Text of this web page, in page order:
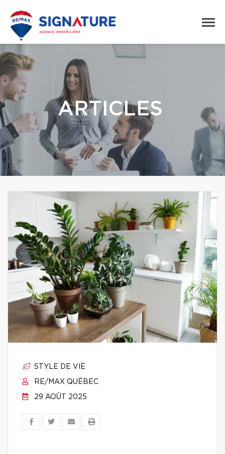
ARTICLES
STYLE DE VIE
RE/MAX QUÉBEC
29 AOÛT 2025